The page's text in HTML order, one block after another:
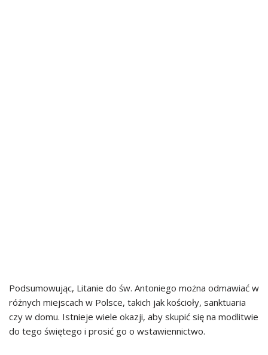
Podsumowując, Litanie do św. Antoniego można odmawiać w
różnych miejscach w Polsce, takich jak kościoły, sanktuaria
czy w domu. Istnieje wiele okazji, aby skupić się na modlitwie
do tego świętego i prosić go o wstawiennictwo.